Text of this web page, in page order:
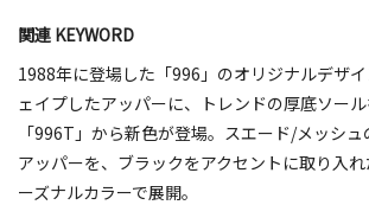
関連 KEYWORD
1988年に登場した「996」のオリジナルデザ
ェイプしたアッパーに、トレンドの厚底ソー
「996T」から新色が登場。スエード/メッシ
アッパーを、ブラックをアクセントに取り入
ーズナルカラーで展開。